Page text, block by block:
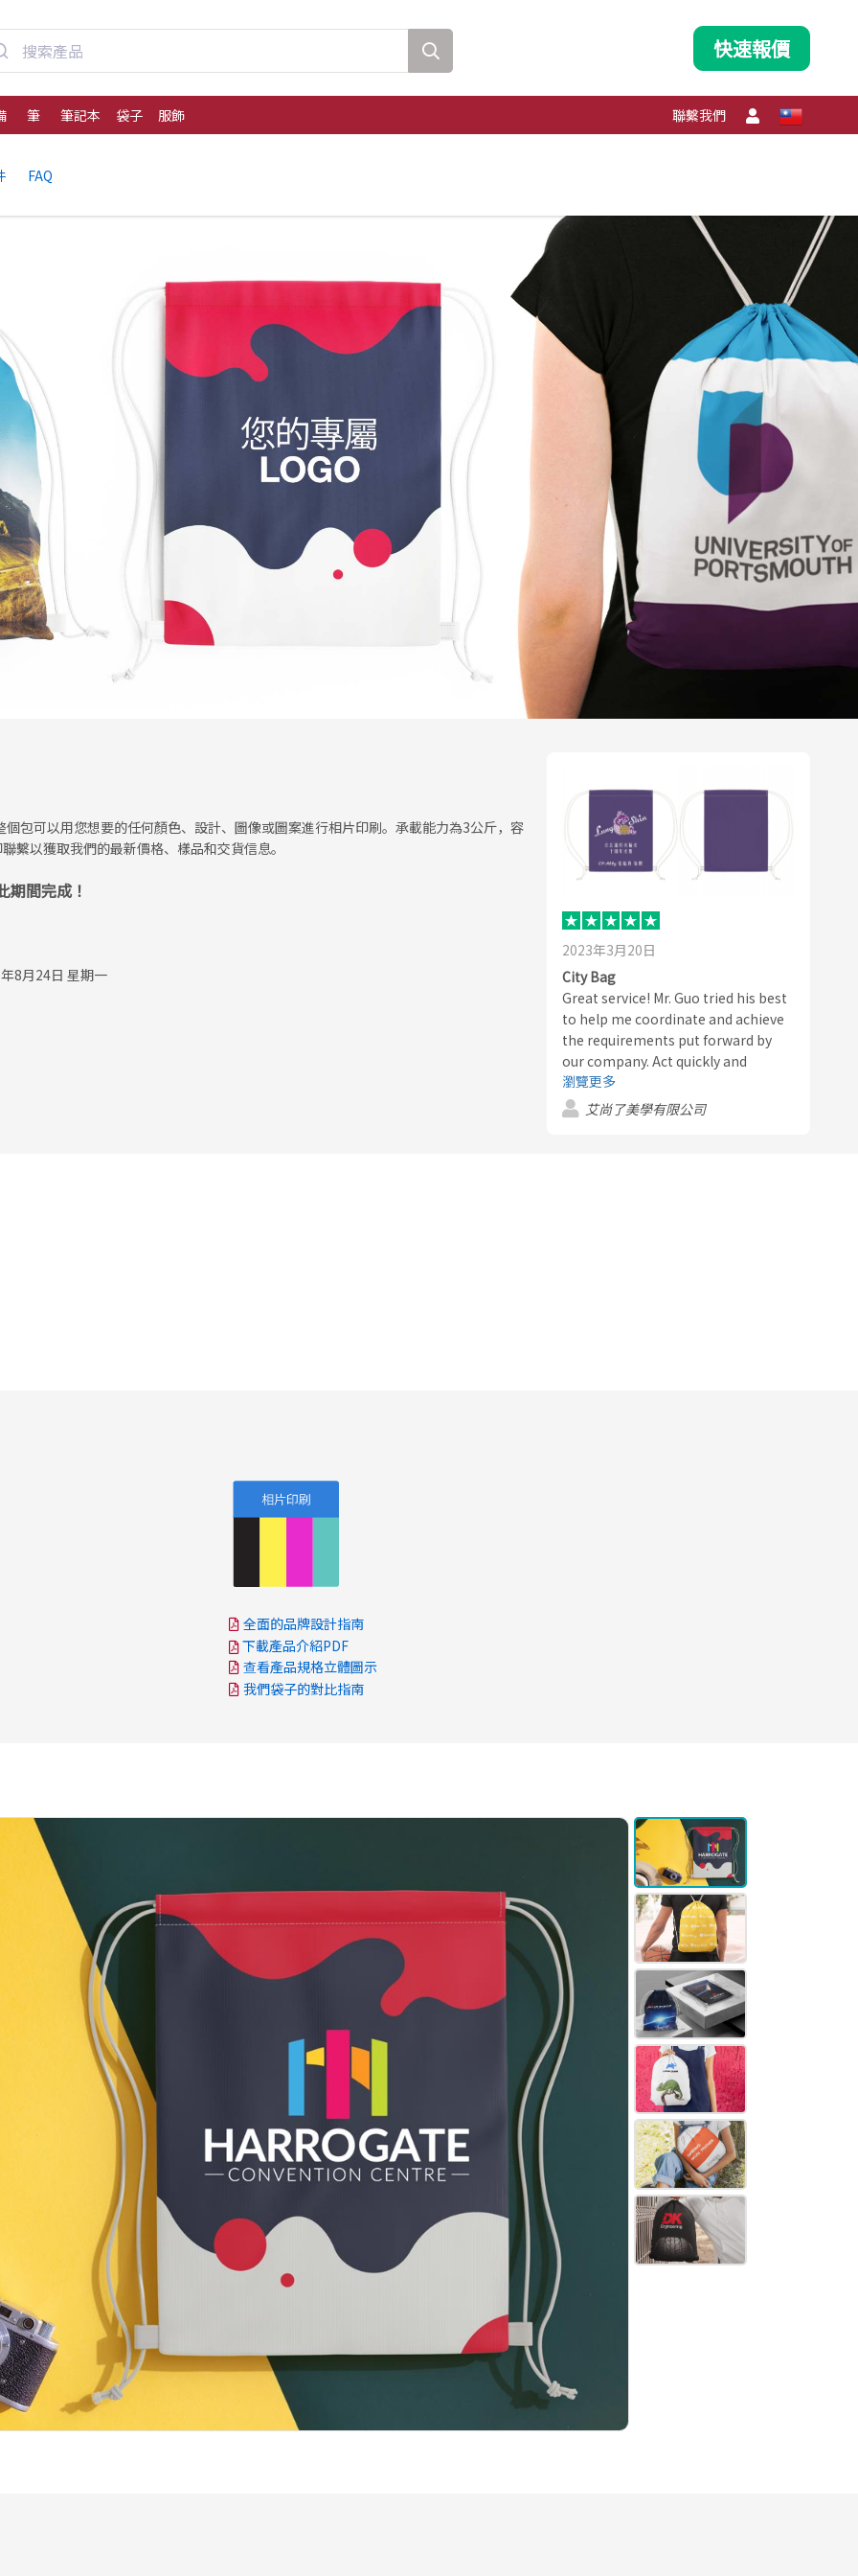
快速報價
筆 筆記本 袋子 服飾 聯繫我們
FAQ
包可以用您想要的任何顏色、設計、圖像或圖案進行相片印刷。承載能力為3公斤，容
繫以獲取我們的最新價格、樣品和交貨信息。
間完成！
8月24日 星期一
2023年3月20日
City Bag
Great service! Mr. Guo tried his best
to help me coordinate and achieve
the requirements put forward by
our company. Act quickly and
efficiently.
瀏覽更多
艾尚了美學有限公司
全面的品牌設計指南
下載產品介紹PDF
查看產品規格立體圖示
我們袋子的對比指南